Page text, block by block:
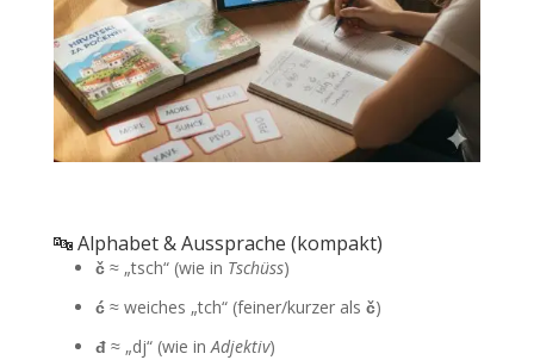
🔤 Alphabet & Aussprache (kompakt)
č≈ „tsch“ (wie in Tschüss)
ć≈ weiches „tch“ (feiner/kurzer als č)
đ≈ „dj“ (wie inAdjektiv)